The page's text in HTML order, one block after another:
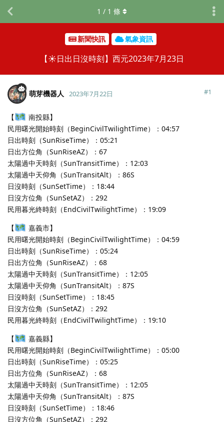
新聞快訊 氣象資訊
【☀️日出日沒時刻】西元2023年7月23日
1 / 1 條
萌芽機器人 2023年7月22日 #1
【
南投縣】
民用曙光開始時刻（BeginCivilTwilightTime）：04:57
日出時刻（SunRiseTime）：05:21
日出方位角（SunRiseAZ）：67
太陽過中天時刻（SunTransitTime）：12:03
太陽過中天仰角（SunTransitAlt）：86S
日沒時刻（SunSetTime）：18:44
日沒方位角（SunSetAZ）：292
民用暮光終時刻（EndCivilTwilightTime）：19:09
【
嘉義市】
民用曙光開始時刻（BeginCivilTwilightTime）：04:59
日出時刻（SunRiseTime）：05:24
日出方位角（SunRiseAZ）：68
太陽過中天時刻（SunTransitTime）：12:05
太陽過中天仰角（SunTransitAlt）：87S
日沒時刻（SunSetTime）：18:45
日沒方位角（SunSetAZ）：292
民用暮光終時刻（EndCivilTwilightTime）：19:10
【
嘉義縣】
民用曙光開始時刻（BeginCivilTwilightTime）：05:00
日出時刻（SunRiseTime）：05:25
日出方位角（SunRiseAZ）：68
太陽過中天時刻（SunTransitTime）：12:05
太陽過中天仰角（SunTransitAlt）：87S
日沒時刻（SunSetTime）：18:46
日沒方位角（SunSetAZ）：292